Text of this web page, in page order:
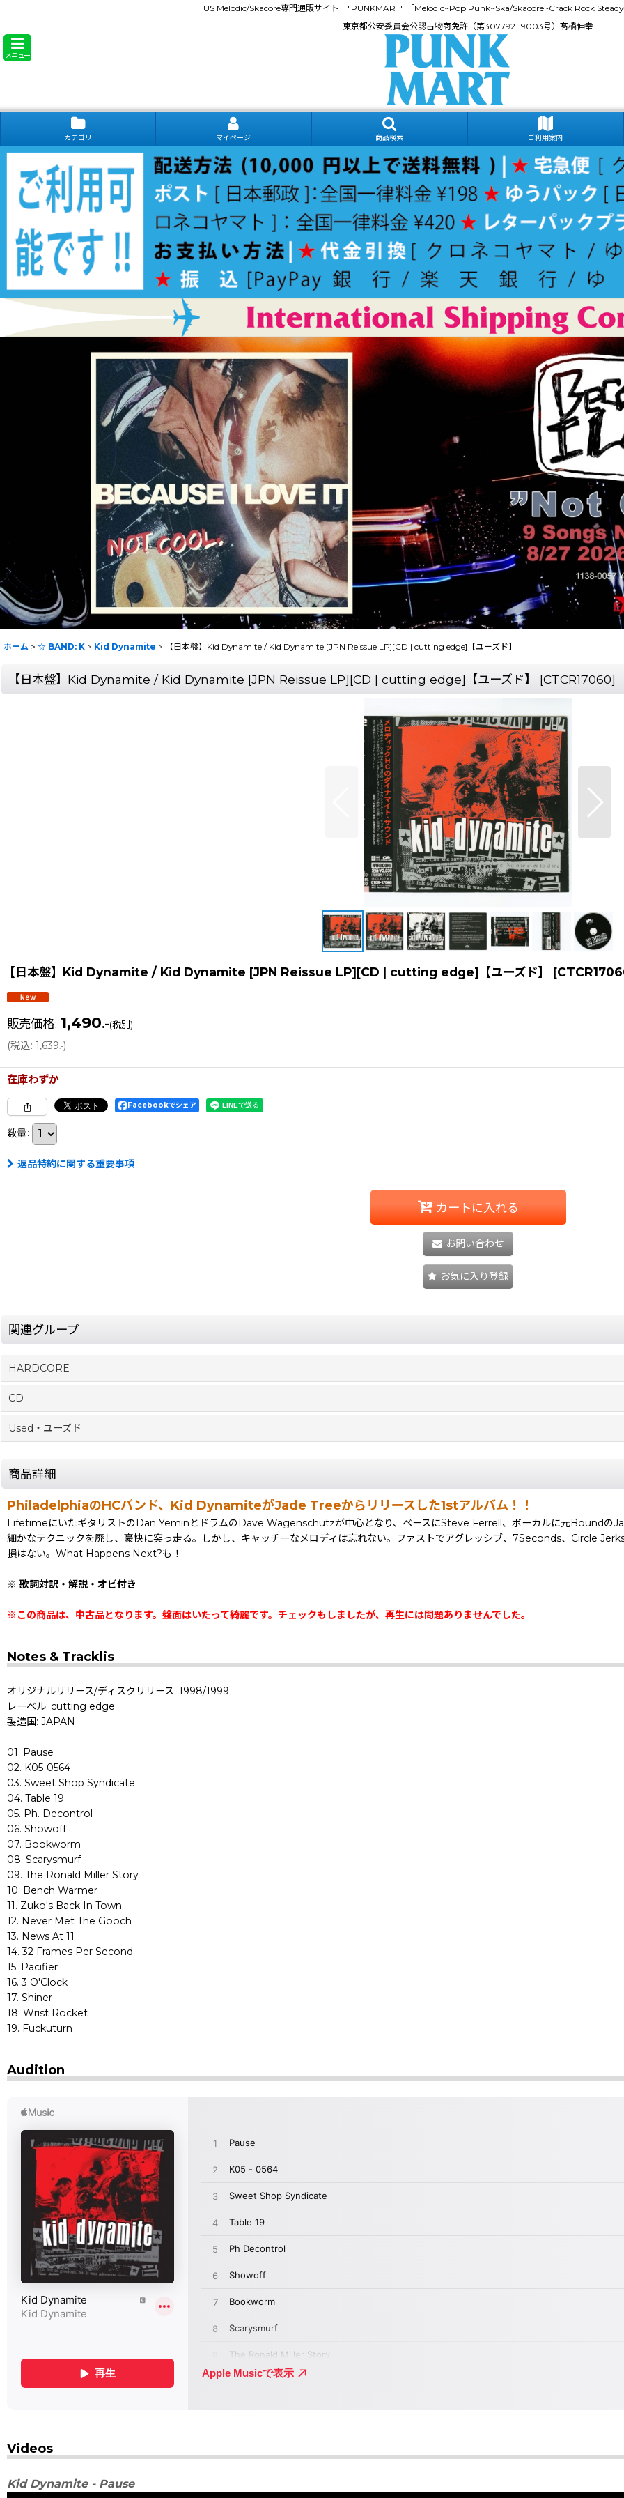
US Melodic/Skacore専門通販サイト "PUNKMART" 「Melodic~Pop Punk~Ska/Skacore~Crack Rock Steady
東京都公安委員会公認古物商免許（第307792119003号）髙橋伸幸
メニュー
カテゴリ マイページ 商品検索 ご利用案内
ホーム > ☆ BAND: K > Kid Dynamite > 【日本盤】Kid Dynamite / Kid Dynamite [JPN Reissue LP][CD | cutting edge]【ユーズド】
【日本盤】Kid Dynamite / Kid Dynamite [JPN Reissue LP][CD | cutting edge]【ユーズド】 [CTCR17060]
【日本盤】Kid Dynamite / Kid Dynamite [JPN Reissue LP][CD | cutting edge]【ユーズド】 [
販売価格: 1,490.-(税別)
(税込: 1,639.-)
在庫わずか
Facebookでシェア
数量:
返品特約に関する重要事項
カートに入れる
お問い合わせ
お気に入り登録
関連グループ
HARDCORE
CD
Used・ユーズド
商品詳細
PhiladelphiaのHCバンド、Kid DynamiteがJade Treeからリリースした1stアルバム！！
LifetimeにいたギタリストのDan YeminとドラムのDave Wagenschutzが中心となり、ベースにSteve Ferrell、ボーカルに元Boundの
細かなテクニックを廃し、豪快に突っ走る。しかし、キャッチーなメロディは忘れない。ファストでアグレッシブ、7Seconds、Circle
損はない。What Happens Next?も！
※ 歌詞対訳・解説・オビ付き
※この商品は、中古品となります。盤面はいたって綺麗です。チェックもしましたが、再生には問題ありませんでした。
Notes & Tracklis
オリジナルリリース/ディスクリリース: 1998/1999
レーベル: cutting edge
製造国: JAPAN
01. Pause
02. K05-0564
03. Sweet Shop Syndicate
04. Table 19
05. Ph. Decontrol
06. Showoff
07. Bookworm
08. Scarysmurf
09. The Ronald Miller Story
10. Bench Warmer
11. Zuko's Back In Town
12. Never Met The Gooch
13. News At 11
14. 32 Frames Per Second
15. Pacifier
16. 3 O'Clock
17. Shiner
18. Wrist Rocket
19. Fuckuturn
Audition
Videos
Kid Dynamite - Pause